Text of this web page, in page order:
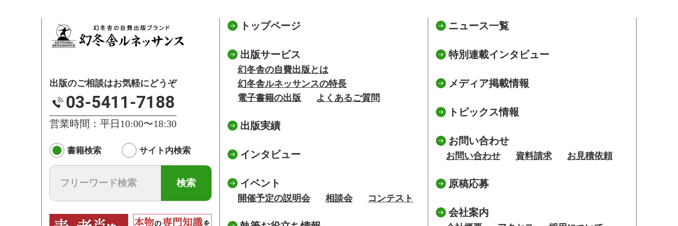
出版のご相談はお気軽にどうぞ
03-5411-7188
営業時間：平日10:00〜18:30
書籍検索 サイト内検索
検索
トップページ
出版サービス
幻冬舎の自費出版とは
幻冬舎ルネッサンスの特長
電子書籍の出版
よくあるご質問
出版実績
インタビュー
イベント
開催予定の説明会 相談会 コンテスト
ニュース一覧
特別連載インタビュー
メディア掲載情報
トピックス情報
お問い合わせ
お問い合わせ 資料請求 お見積依頼
原稿応募
会社案内